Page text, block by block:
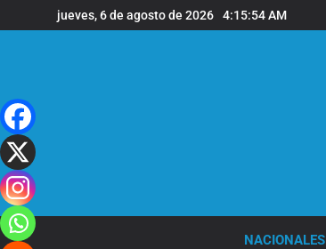
al
jueves, 6 de agosto de 2026 4:15:55 AM
NACIONALES